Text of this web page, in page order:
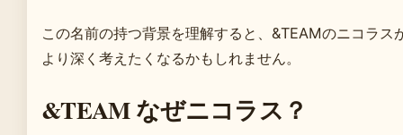
この名前の持つ背景を理解すると、&TEAMのニコラス
より深く考えたくなるかもしれません。
&TEAM なぜニコラス？